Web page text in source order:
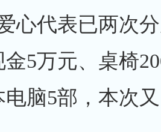
心代表已两次
金5万元、桌椅
电脑5部，本次